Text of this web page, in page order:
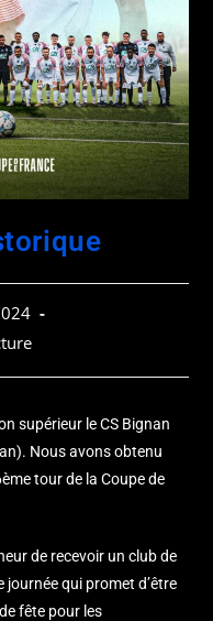
supérieur le CS Bignan
Nous avons obtenu
tour de la Coupe de
de recevoir un club de
journée qui promet d’être
fête pour les